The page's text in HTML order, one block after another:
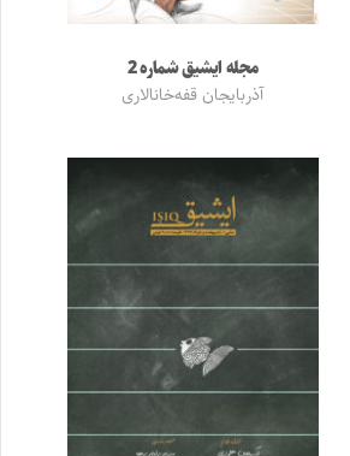
مجله ایشیق شماره 2
آذربایجان قفه‌خانالاری